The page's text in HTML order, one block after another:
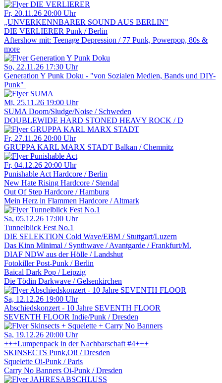
Fr, 20.11.26 20:00 Uhr
„UNVERKENNBARER SOUND AUS BERLIN"
DIE VERLIERER Punk / Berlin
Aftershow mit: Teenage Depression / 77 Punk, Powerpop, 80s &
more
So, 22.11.26 17:30 Uhr
Generation Y Punk Doku - "von Sozialen Medien, Bands und DIY-
Punk"
Mi, 25.11.26 19:00 Uhr
SUMA Doom/Sludge/Noise / Schweden
DOUBLEWIDE HARD STONED HEAVY ROCK / D
Fr, 27.11.26 20:00 Uhr
GRUPPA KARL MARX STADT Balkan / Chemnitz
Fr, 04.12.26 20:00 Uhr
Punishable Act Hardcore / Berlin
New Hate Rising Hardcore / Stendal
Out Of Step Hardcore / Hamburg
Mein Herz in Flammen Hardcore / Altmark
Sa, 05.12.26 17:00 Uhr
Tunnelblick Fest No.1
DIE SELEKTION Cold Wave/EBM / Stuttgart/Luzern
Das Kinn Minimal / Synthwave / Avantgarde / Frankfurt/M.
DIAF NDW aus der Hölle / Landshut
Fotokiller Post-Punk / Berlin
Baical Dark Pop / Leipzig
Die Tödin Darkwave / Gelsenkirchen
Sa, 12.12.26 19:00 Uhr
Abschiedskonzert - 10 Jahre SEVENTH FLOOR
SEVENTH FLOOR Indie/Punk / Dresden
Sa, 19.12.26 20:00 Uhr
+++Lumpenpack in der Nachbarschaft #4+++
SKINSECTS Punk,Oi! / Dresden
Squelette Oi-Punk / Paris
Carry No Banners Oi-Punk / Dresden